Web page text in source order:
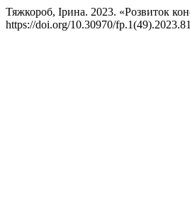
Тяжкороб, Ірина. 2023. «Розвиток
https://doi.org/10.30970/